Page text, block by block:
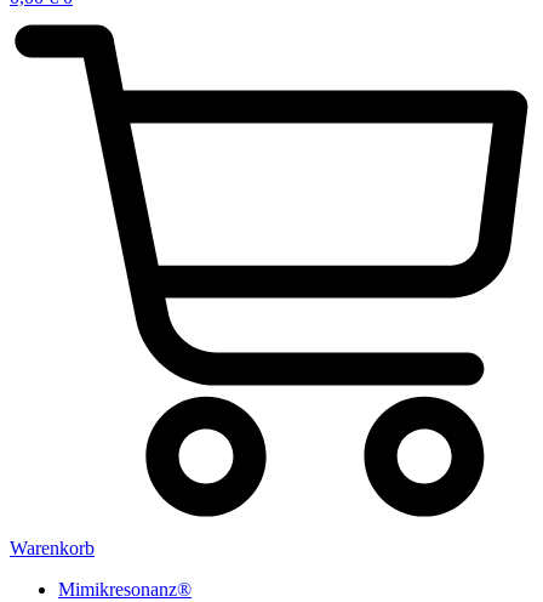
Warenkorb
Mimikresonanz®